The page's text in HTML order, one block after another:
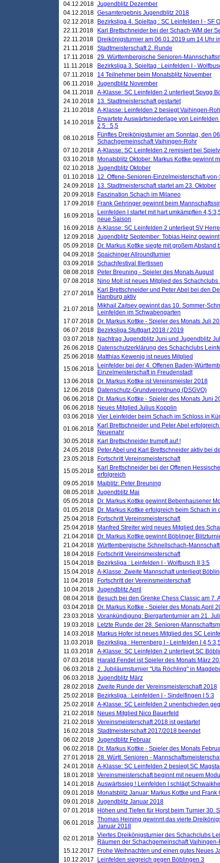
04.12.2018 Jugendblitz Dezember
04.12.2018 Gesamtergebnis Jugendblitz 2018
02.12.2018
Bezirksliga 4. Spieltag : SC Leinfelden I - SF
22.11.2018
Karl Brettschneider bei der Schach-WM der
22.11.2018
Dreikönigsturnier am 06.01.2019 um 14 Uhr
21.11.2018 Stadtmeisterschaft 2. Runde
17.11.2018 29. Württembergische Senioren-
11.11.2018
Bezirksliga 3. Spieltag : Leinfelden I -
07.11.2018
14 Teilnehmer beim Monatsblitz November
06.11.2018 Jugendblitz November
04.11.2018 A-Klasse: SC Leinfelden 2 unterliegt Spvgg
24.10.2018 13. Stadtmeisterschaft gestartet
21.10.2018 A-Klasse: Leinfelden 2 besiegt Vaihingen-
14.10.2018
Erwartete Auswärtsniederlage von
2,5 : 5,5
08.10.2018
Fünftes Dreikönigsturnier am Sonntag, den
Schachgemeinschaft Vaihingen-Rohr
07.10.2018 A-Klasse: SC Leinfelden 2 remisiert bei
03.10.2018
Monatsblitz Oktober: Markus Kottke gewinnt
02.10.2018 Jugendblitz Oktober
01.10.2018 12. Offene-Senioren-Einzelmeisterschaft-
24.09.2018 13. Stadtmeisterschaft startet am 23. Oktober
20.09.2018
Faszination Schach im Milaneo
17.09.2018
Frank Gehringer gewinnt beim
16.09.2018
Leinfelden I startet mit hart umkämpften
neue Saison
16.09.2018 A-Klasse: SC Leinfelden 2 unterliegt SV
12.09.2018 Jugendblitz September: Tobias Heinz gewinnt
05.09.2018
Dr. Markus Kottke siegte mit großem
04.09.2018 Spaichinger Allroundturnier
03.09.2018 Schachfestival Illertissen
08.08.2018
Peter Breuning - Spieler des Monats August
07.08.2018
Nino Moll ist neues Mitglied des
27.07.2018
Karl Brettschneider und Peter Abel bei den
Hamburg aktiv
21.07.2018
Mikhail Zaitsev gewinnt das 10. Sommer-
Leinfelden im Schwabengarten
17.07.2018
Dr. Markus Kottke - Spieler des Monats Juli
06.07.2018
Bezirksliga Stuttgart 2018 / 2019
03.07.2018
Nachtrag Jugendblitz Juni und Jugendblitz
26.06.2018
Datenschutzerklärung des Schachclubs
25.06.2018
Matthias Kewenig ist neues Mitglied
15.06.2018
Leinfelder bei der 4. Offenen Baden-
Einzelmeisterschaft in Freudenstadt
13.06.2018
Dr. Markus Kottke ist Vereinsmeister 2018
12.06.2018
Datenschutz-Grundverordnung (DSGVO)
06.06.2018
Dr. Markus Kottke - Spieler des Monats Juni
06.06.2018
Neues Mitglied Julius Kopplin
03.06.2018 Vier Leinfelder beim Schach im Schloss in
01.06.2018
Karl Brettschneider und Peter Abel
Neuenahr
30.05.2018
Karl Brettschneider trumpft auf !
24.05.2018
Peter Abel und Karl Brettschneider aktiv bei
23.05.2018
Fortschritt Vereinsmeisterschaft
15.05.2018
Karl Brettschneider bei der Offenen
erfolgreich
09.05.2018
Maiblitz: Peter Breuning
08.05.2018 Jugendblitz Mai
05.05.2018
Dr. Markus Kottke gewinnt Bebenhausener
01.05.2018
Dr. Markus Kottke erfolgreich beim Schach
25.04.2018
Fortschritt Vereinsmeisterschaft
25.04.2018
Manfred Streiter wird neues Mitglied des
21.04.2018
Dr. Markus Kottke gewinnt Böblinger
21.04.2018 Württembergische Schnellschach-
18.04.2018
Fortschritt Vereinsmeisterschaft
15.04.2018
Bezirksliga : Leinfelden I - Wolfbusch II 3:5
15.04.2018 A-Klasse: Zweite Mannschaft unterliegt
11.04.2018
Fortschritt der Vereinsmeisterschaft
10.04.2018 Jugendblitz April
08.04.2018
Besuch bei den Grenke Chess Classic am 7.
03.04.2018
Dr. Markus Kottke - Spieler des Monats April
23.03.2018 Vorankündigung: Biergartenturnier am 21.
19.03.2018
Letzte Runde der 28. Senioren-
14.03.2018
Markus Hofer ist neues Mitglied des SC
11.03.2018
Bezirksliga : Herrenberg I - Leinfelden I
11.03.2018 A-Klasse: SC Leinfelden 2 unterliegt SC
07.03.2018
Harald Fendel ist Spieler des Monats März
06.03.2018 2. Jubiläumsturnier "Uta Röchling" in
06.03.2018 Jugendblitz März
28.02.2018 Zweite Runde der Vereinsmeisterschaft 2018
25.02.2018
Bezirksliga : Leinfelden I - Sindelfingen I 5:3
25.02.2018 A-Klasse: SC Leinfelden 2 unentschieden
21.02.2018
Neues Mitglied Nico Bauerfeld
21.02.2018 Vereinsmeisterschaft 2018 ist gestartet
16.02.2018 Stadtmeisterschaft 2017/2018 beendet
06.02.2018 Jugendblitz Februar
06.02.2018
Dr. Markus Kottke - Spieler des Monats
27.01.2018 28. Württ. Senioren -
24.01.2018 A-Klasse: SC Leinfelden 2 besiegt SC
18.01.2018 Vereinsmeisterschaft beginnt mit neuem
14.01.2018 Auswärtssieg ! Leinfelden I schlägt
09.01.2018
Monatsblitz Januar: Markus Kottke und
09.01.2018 Jugendblitz Januar 2018
07.01.2018
Höhen und Tiefen für Horst beim Turnier 30.
06.01.2018 Thomas Heining gewinnt das vierte
Januar 2018
02.01.2018 Viertes Dreikönigsturnier des Schachclubs
Räumen der Schachgemeinschaft
15.12.2017
Frohe Weihnachten und einen gutes Neues
10.12.2017
Leinfelden siegreich gegen Böblingen 3